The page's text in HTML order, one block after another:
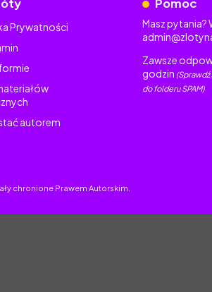
Prywatności
autorem
Pomoc
Masz pytania?
Zawsze
godzin
do folderu SPAM)
chronione Prawem Autorskim.